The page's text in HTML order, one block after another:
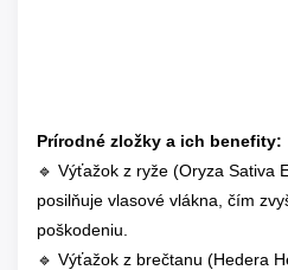
Prírodné zložky a ich benefity:
🔹 Výťažok z ryže (Oryza Sativa
posilňuje vlasové vlákna, čím
poškodeniu.
🔹 Výťažok z brečtanu (Hedera